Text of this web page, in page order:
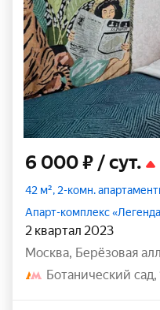
6 000 ₽ / сут.
42 м², 2-комн.
Апарт-комплекс
2 квартал 2023
Москва, Берёзовая
Ботанический сад